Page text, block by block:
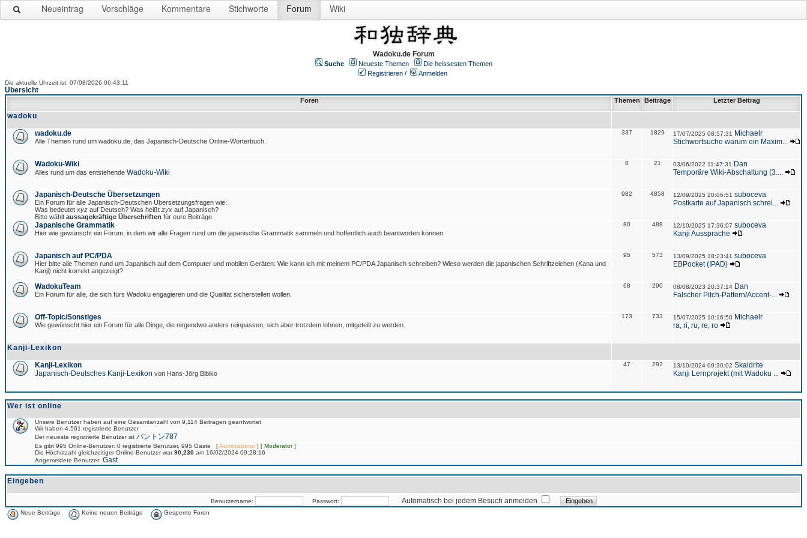
Neueintrag Vorschläge Kommentare Stichworte Forum Wiki
Wadoku.de Forum
Suche Neueste Themen
Die heissesten Themen
Registrieren / Anmelden
Die aktuelle Uhrzeit ist: 07/08/2026 06:43:11
Übersicht
Foren Themen Beiträge Letzter Beitrag
wadoku
wadoku.de
Alle Themen rund um wadoku.de, das Japanisch-Deutsche Online-Wörterbuch.
337 1829 17/07/2025 08:57:31
Michaelr
Stichwortsuche warum ein Maxim...
Wadoku-Wiki
Alles rund um das entstehende Wadoku-Wiki
8 21 03/06/2022 11:47:31
Dan
Temporäre Wiki-Abschaltung (3....
Japanisch-Deutsche Übersetzungen
Ein Forum für alle Japanisch-Deutschen Übersetzungsfragen wie:
Was bedeutet xyz auf Deutsch? Was heißt zyx auf Japanisch?
Bitte wählt aussagekräftige Überschriften für eure Beiträge.
982 4858 12/09/2025 20:06:51 suboceva
Postkarte auf Japanisch schrei...
Japanische Grammatik
Hier wie gewünscht ein Forum, in dem wir alle Fragen rund um die japanische Grammatik sammeln und hoffentlich auch beantworten können.
80 488 12/10/2025 17:36:07 suboceva
Kanji Aussprache
Japanisch auf PC/PDA
Hier bitte alle Themen rund um Japanisch auf dem Computer und mobilen Geräten: Wie kann ich mit meinem PC/PDA Japanisch schreiben? Wieso werden die japanischen Schriftzeichen (Kana und
Kanji) nicht korrekt angezeigt?
95 573 13/09/2025 18:23:41 suboceva
EBPocket (IPAD)
WadokuTeam
Ein Forum für alle, die sich fürs Wadoku engagieren und die Qualität sicherstellen wollen.
68 290 08/08/2023 20:37:14 Dan
Falscher Pitch-Pattern/Accent-...
Off-Topic/Sonstiges
Wie gewünscht hier ein Forum für alle Dinge, die nirgendwo anders reinpassen, sich aber trotzdem lohnen, mitgeteilt zu werden.
173 733 15/07/2025 10:16:50 Michaelr
ra, ri, ru, re, ro
Kanji-Lexikon
Kanji-Lexikon
Japanisch-Deutsches Kanji-Lexikon von Hans-Jörg Bibiko
47 292 13/10/2024 09:30:02 Skaidrite
Kanji Lernprojekt (mit Wadoku ...
Wer ist online
Unsere Benutzer haben auf eine Gesamtanzahl von 9,114 Beiträgen geantwortet
Wir haben 4,561 registrierte Benutzer
Der neueste registrierte Benutzer ist パントン787
Es gibt 995 Online-Benutzer: 0 registrierte Benutzer, 995 Gäste [Administrator] [ Moderator]
Die Höchstzahl gleichzeitiger Online-Benutzer war90,230 am 16/02/2024 09:28:16
Angemeldete Benutzer: Gast
Eingeben
Benutzername: Passwort: Automatisch bei jedem Besuch anmelden
Neue Beiträge Keine neuen Beiträge Gesperrte Foren